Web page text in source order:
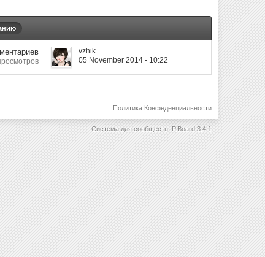
vzhik
05 November 2014 - 10:22
Политика Конфеденциальности
Система для сообществ IP.Board 3.4.1